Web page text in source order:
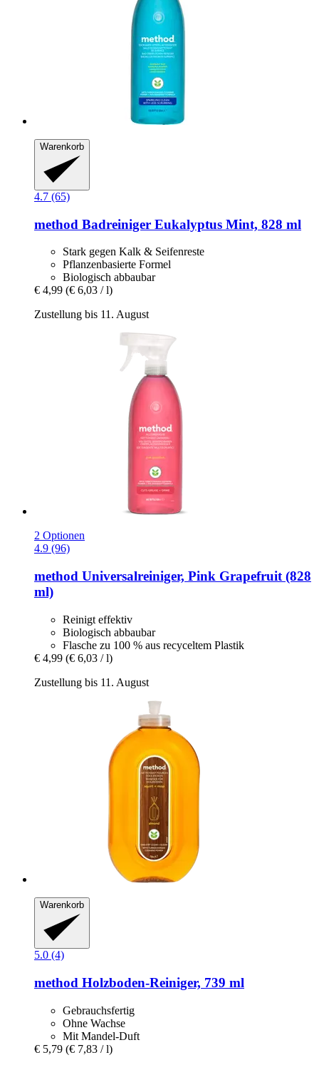
Warenkorb
4.7 (65)
method Badreiniger Eukalyptus Mint, 828 ml
Stark gegen Kalk & Seifenreste
Pflanzenbasierte Formel
Biologisch abbaubar
€ 4,99 (€ 6,03 / l)
Zustellung bis 11. August
2 Optionen
4.9 (96)
method Universalreiniger, Pink Grapefruit (828
ml)
Reinigt effektiv
Biologisch abbaubar
Flasche zu 100 % aus recyceltem Plastik
€ 4,99 (€ 6,03 / l)
Zustellung bis 11. August
Warenkorb
5.0 (4)
method Holzboden-​Reiniger, 739 ml
Gebrauchsfertig
Ohne Wachse
Mit Mandel-Duft
€ 5,79 (€ 7,83 / l)